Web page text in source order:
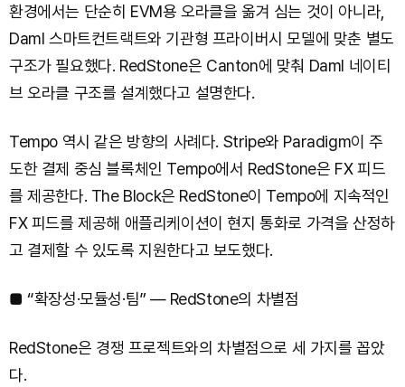
환경에서는 단순히 EVM용 오라클을 옮겨 심는 것이 아니라,
Daml 스마트컨트랙트와 기관형 프라이버시 모델에 맞춘 별도
구조가 필요했다. RedStone은 Canton에 맞춰 Daml 네이티
브 오라클 구조를 설계했다고 설명한다.
Tempo 역시 같은 방향의 사례다. Stripe와 Paradigm이 주
도한 결제 중심 블록체인 Tempo에서 RedStone은 FX 피드
를 제공한다. The Block은 RedStone이 Tempo에 지속적인
FX 피드를 제공해 애플리케이션이 현지 통화로 가격을 산정하
고 결제할 수 있도록 지원한다고 보도했다.
■ “확장성·모듈성·팀” — RedStone의 차별점
RedStone은 경쟁 프로젝트와의 차별점으로 세 가지를 꼽았
다.